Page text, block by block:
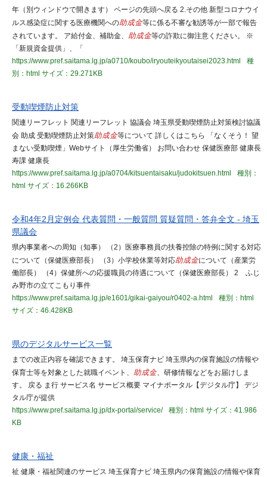
年（別ウィンドウで開きます） ページの先頭へ戻る 2.その他 新型コロナウイ
ルス感染症に関する医療機関への助成金等に係る不審な勧誘等が一部で報告
されています。 ア給付金、補助金、 助成金等の詐欺に御注意ください。 ※
「新規資金提供」、「
https://www.pref.saitama.lg.jp/a0710/koubo/iryouteikyoutaisei2023.html
種
別：html サイズ：29.271KB
受動喫煙防止対策
関連リーフレット 関連リーフレット 協議会 埼玉県受動喫煙防止対策検討協議
会 助成 受動喫煙防止対策助成金等について 詳しくはこちら 「なくそう！ 望
まない受動喫煙」Webサイト（厚生労働省） お問い合わせ 保健医療部 健康長
寿課 健康長
https://www.pref.saitama.lg.jp/a0704/kitsuentaisaku/judokitsuen.html
種別：
html サイズ：16.266KB
令和4年2月定例会 代表質問・一般質問 質疑質問・答弁全文 - 埼玉
県議会
県内事業者への周知（知事） （2）医療事務員の扶養控除の特例に関する対応
について（保健医療部長） （3）小学校休業等対応助成金について（産業労
働部長） （4）保健所への応援職員の待遇について（保健医療部長） 2 ふじ
み野市の立てこもり事件
https://www.pref.saitama.lg.jp/e1601/gikai-gaiyou/r0402-a.html
種別：html
サイズ：46.428KB
県のデジタルサービス一覧
までの改正内容を確認できます。 埼玉保育ナビ 埼玉県内の保育施設の情報や
保育士等を対象とした就職イベント、 助成金、研修情報などをお届けしま
す。 戻る ま行 サービス名 サービス概要 マイナポータル【デジタル庁】 デジ
タル庁が提供
https://www.pref.saitama.lg.jp/dx-portal/service/
種別：html サイズ：41.986
KB
健康・福祉
祉 健康・福祉関連のサービス 埼玉保育ナビ 埼玉県内の保育施設の情報や保育